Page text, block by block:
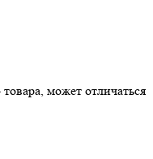
может отличаться